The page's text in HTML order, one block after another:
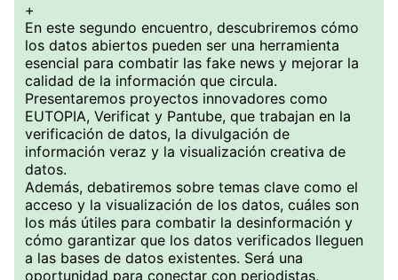
+
En este segundo encuentro, descubriremos cómo
los datos abiertos pueden ser una herramienta
esencial para combatir las fake news y mejorar la
calidad de la información que circula.
Presentaremos proyectos innovadores como
EUTOPIA, Verificat y Pantube, que trabajan en la
verificación de datos, la divulgación de
información veraz y la visualización creativa de
datos.
Además, debatiremos sobre temas clave como el
acceso y la visualización de los datos, cuáles son
los más útiles para combatir la desinformación y
cómo garantizar que los datos verificados lleguen
a las bases de datos existentes. Será una
oportunidad para conectar con periodistas,